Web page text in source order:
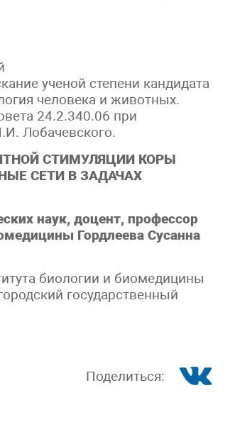
ученой степени кандидата
человека и животных.
24.2.340.06 при
Лобачевского.
СТИМУЛЯЦИИ КОРЫ
СЕТИ В ЗАДАЧАХ
наук, доцент, профессор
Гордлеева Сусанна
биологии и биомедицины
государственный
Поделиться: